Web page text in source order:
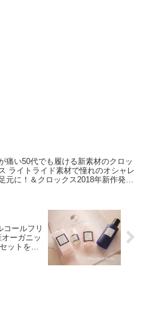
痛い50代でも履ける新素材のクロッ
ライトライド素材で憧れのオシャレ
元に！＆クロックス2018年新作発売
コールフリ
ーガニッ
ットを使